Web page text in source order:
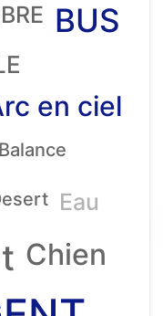
BUS
en ciel
Balance
Eau
Chien